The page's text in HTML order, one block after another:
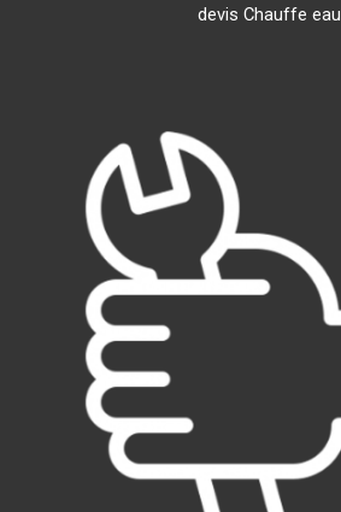
devis Chauffe eau